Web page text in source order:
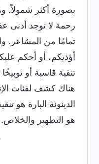
بصورة أكثر شمولاً.
رحمة لا توجد أدنى
تمامًا من المشاعر.
أؤذيكم، أو أحكم
تنقية قاسية أو
هناك كشف لفئات
الدينونة البارة هو
هو التطهير والخلاص.
–